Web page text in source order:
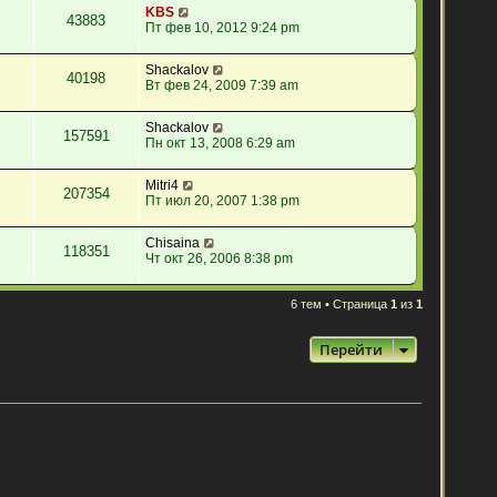
43883
KBS
Пт фев 10, 2012 9:24 pm
40198
Shackalov
Вт фев 24, 2009 7:39 am
157591
Shackalov
Пн окт 13, 2008 6:29 am
207354
Mitri4
Пт июл 20, 2007 1:38 pm
118351
Chisaina
Чт окт 26, 2006 8:38 pm
6 тем • Страница 1 из 1
Перейти